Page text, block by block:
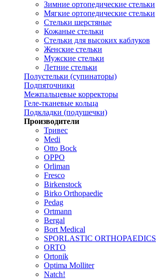
Зимние ортопедические стельки
Мягкие ортопедические стельки
Стельки шерстяные
Кожаные стельки
Стельки для высоких каблуков
Женские стельки
Мужские стельки
Летние стельки
Полустельки (супинаторы)
Подпяточники
Межпальцевые корректоры
Геле-тканевые кольца
Подкладки (подушечки)
Производители
Тривес
Medi
Otto Bock
OPPO
Orliman
Fresco
Birkenstock
Birko Orthopaedie
Pedag
Ortmann
Bergal
Bort Medical
SPORLASTIC ORTHOPAEDICS
ORTO
Ortonik
Optima Molliter
Natch!